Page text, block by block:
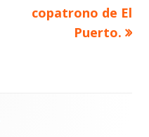
copatrono de El
Puerto.